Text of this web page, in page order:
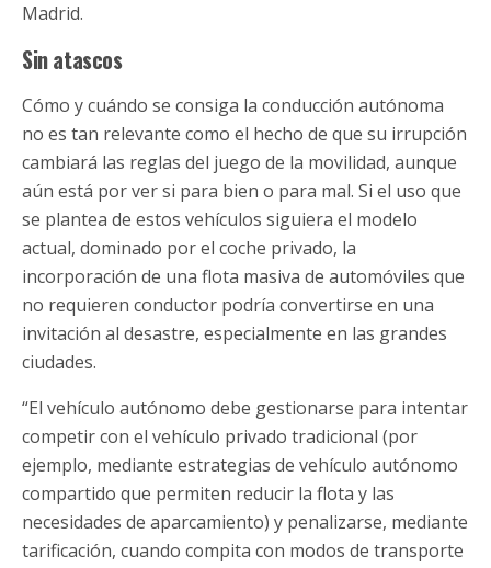
Madrid.
Sin atascos
Cómo y cuándo se consiga la conducción autónoma
no es tan relevante como el hecho de que su irrupción
cambiará las reglas del juego de la movilidad, aunque
aún está por ver si para bien o para mal. Si el uso que
se plantea de estos vehículos siguiera el modelo
actual, dominado por el coche privado, la
incorporación de una flota masiva de automóviles que
no requieren conductor podría convertirse en una
invitación al desastre, especialmente en las grandes
ciudades.
“El vehículo autónomo debe gestionarse para intentar
competir con el vehículo privado tradicional (por
ejemplo, mediante estrategias de vehículo autónomo
compartido que permiten reducir la flota y las
necesidades de aparcamiento) y penalizarse, mediante
tarificación, cuando compita con modos de transporte